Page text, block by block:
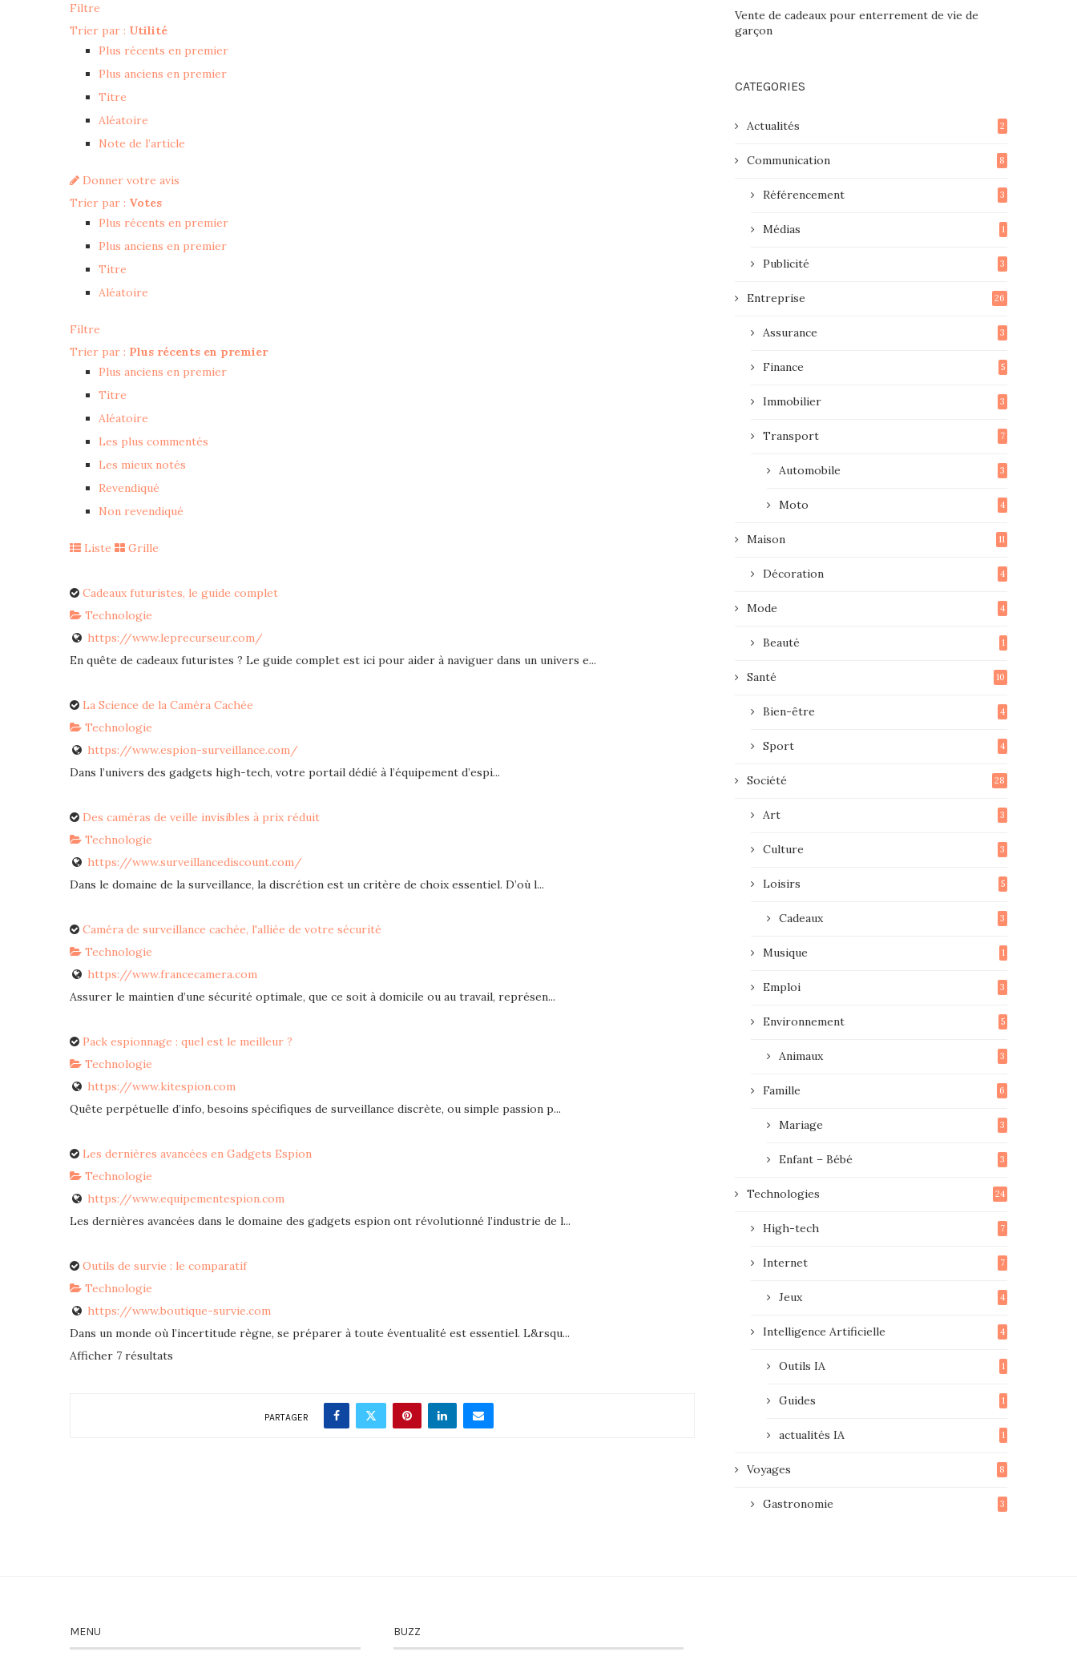
Filtre
Trier par : Utilité
Plus récents en premier
Plus anciens en premier
Titre
Aléatoire
Note de l’article
Donner votre avis
Trier par : Votes
Plus récents en premier
Plus anciens en premier
Titre
Aléatoire
Filtre
Trier par : Plus récents en premier
Plus anciens en premier
Titre
Aléatoire
Les plus commentés
Les mieux notés
Revendiqué
Non revendiqué
Liste Grille
Cadeaux futuristes, le guide complet
Technologie
https://www.leprecurseur.com/
En quête de cadeaux futuristes ? Le guide complet est ici pour aider à naviguer dans un univers e...
La Science de la Caméra Cachée
Technologie
https://www.espion-surveillance.com/
Dans l’univers des gadgets high-tech, votre portail dédié à l’équipement d’espi...
Des caméras de veille invisibles à prix réduit
Technologie
https://www.surveillancediscount.com/
Dans le domaine de la surveillance, la discrétion est un critère de choix essentiel. D’où l...
Caméra de surveillance cachée, l'alliée de votre sécurité
Technologie
https://www.francecamera.com
Assurer le maintien d’une sécurité optimale, que ce soit à domicile ou au travail, représen...
Pack espionnage : quel est le meilleur ?
Technologie
https://www.kitespion.com
Quête perpétuelle d’info, besoins spécifiques de surveillance discrète, ou simple passion p...
Les dernières avancées en Gadgets Espion
Technologie
https://www.equipementespion.com
Les dernières avancées dans le domaine des gadgets espion ont révolutionné l’industrie de l...
Outils de survie : le comparatif
Technologie
https://www.boutique-survie.com
Dans un monde où l’incertitude règne, se préparer à toute éventualité est essentiel. L&rsqu...
Afficher 7 résultats
PARTAGER
Vente de cadeaux pour enterrement de vie de
garçon
CATEGORIES
Actualités 2
Communication 8
Référencement 3
Médias 1
Publicité 3
Entreprise 26
Assurance 3
Finance 5
Immobilier 3
Transport 7
Automobile 3
Moto 4
Maison 11
Décoration 4
Mode 4
Beauté 1
Santé 10
Bien-être 4
Sport 4
Société 28
Art 3
Culture 3
Loisirs 5
Cadeaux 3
Musique 1
Emploi 3
Environnement 5
Animaux 3
Famille 6
Mariage 3
Enfant – Bébé 3
Technologies 24
High-tech 7
Internet 7
Jeux 4
Intelligence Artificielle 4
Outils IA 1
Guides 1
actualités IA 1
Voyages 8
Gastronomie 3
MENU BUZZ